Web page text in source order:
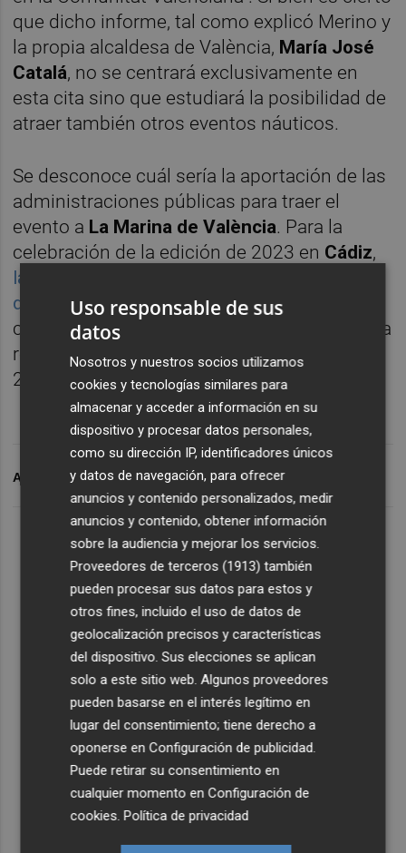
que dicho informe, tal como explicó Merino y
la propia alcaldesa de València, María José
Catalá, no se centrará exclusivamente en
esta cita sino que estudiará la posibilidad de
atraer también otros eventos náuticos.
Se desconoce cuál sería la aportación de las
administraciones públicas para traer el
evento a La Marina de València. Para la
celebración de la edición de 2023 en Cádiz,
las instituciones andaluzas invirtieron cerca
de 3,8 millonespor el torneo de ese año. El
contrato para celebrar en la costa gaditana la
regata de catamaranes se extiende hasta
2025, pero es prorrogable a otros dos años.
ARCHIVADO EN SAILGP
Uso responsable de sus
datos
Nosotros y nuestros socios utilizamos
cookies y tecnologías similares para
almacenar y acceder a información en su
dispositivo y procesar datos personales,
como su dirección IP, identificadores únicos
y datos de navegación, para ofrecer
anuncios y contenido personalizados, medir
anuncios y contenido, obtener información
sobre la audiencia y mejorar los servicios.
Proveedores de terceros (1913) también
pueden procesar sus datos para estos y
otros fines, incluido el uso de datos de
geolocalización precisos y características
del dispositivo. Sus elecciones se aplican
solo a este sitio web. Algunos proveedores
pueden basarse en el interés legítimo en
lugar del consentimiento; tiene derecho a
oponerse enConfiguración de publicidad
Puede retirar su consentimiento en
cualquier momento enConfiguración de
cookies .Política de privacidad